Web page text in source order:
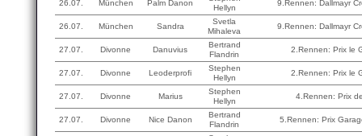
26.07. München Palm Danon
Hellyn
9.Rennen: Dallmayr
26.07. München Sandra
Svetla
Mihaleva
9.Rennen: Dallmayr
27.07. Divonne Danuvius
Bertrand
Flandrin
2.Rennen: Prix le
27.07. Divonne Leoderprofi
Stephen
Hellyn
2.Rennen: Prix le
27.07. Divonne Marius
Stephen
Hellyn
4.Rennen: Prix
27.07. Divonne Nice Danon
Bertrand
Flandrin
5.Rennen: Prix